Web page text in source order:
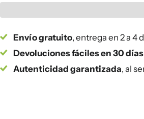
Envío gratuito, entrega en 2 a 4
Devoluciones fáciles en 30 días
Autenticidad garantizada, al